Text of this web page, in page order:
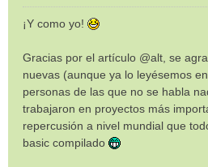
a
j
e
¡Y como yo!
Gracias por el artículo @alt, se
nuevas (aunque ya lo leyésemos
personas de las que no se habla
trabajaron en proyectos más
repercusión a nivel mundial que
basic compilado